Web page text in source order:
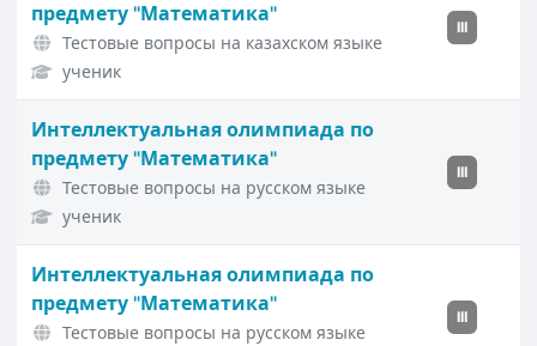
предмету "Математика"
Тестовые вопросы на казахском языке
ученик
III
Интеллектуальная олимпиада по
предмету "Математика"
Тестовые вопросы на русском языке
ученик
III
Интеллектуальная олимпиада по
предмету "Математика"
Тестовые вопросы на русском языке
III